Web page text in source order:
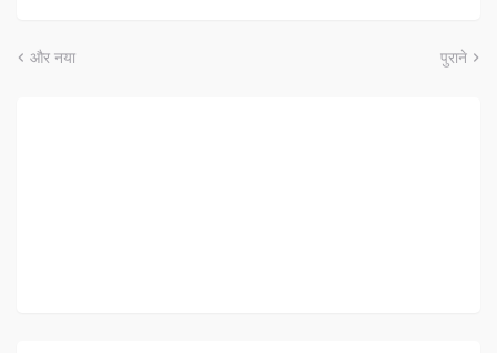
और नया पुराने